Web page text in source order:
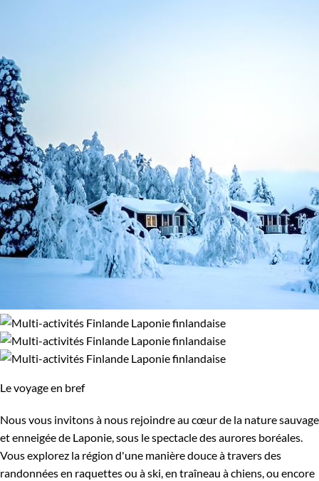
Le voyage en bref
Nous vous invitons à nous rejoindre au cœur de la nature sauvage
et enneigée de Laponie, sous le spectacle des aurores boréales.
Vous explorez la région d'une manière douce à travers des
randonnées en raquettes ou à ski, en traîneau à chiens, ou encore